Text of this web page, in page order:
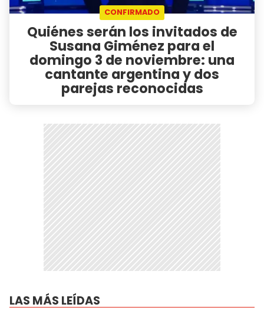
CONFIRMADO
Quiénes serán los invitados de
Susana Giménez para el
domingo 3 de noviembre: una
cantante argentina y dos
parejas reconocidas
LAS MÁS LEÍDAS